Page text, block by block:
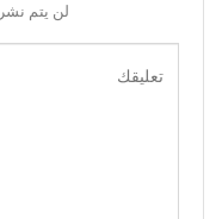
لن يتم